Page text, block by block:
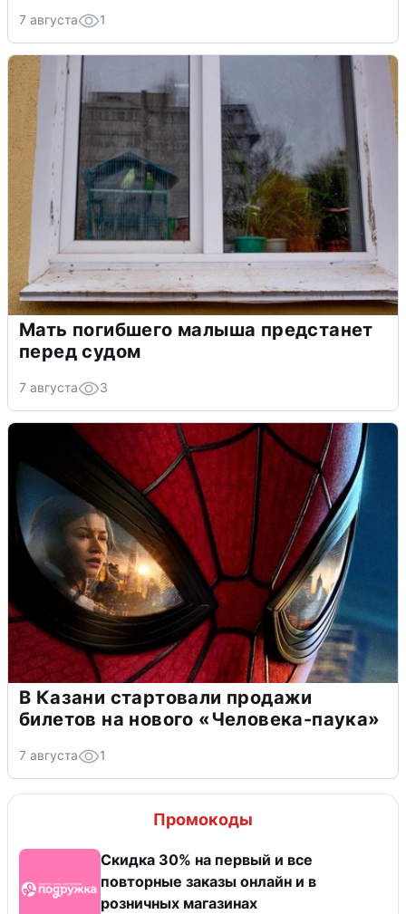
7 августа 1
Мать погибшего малыша предстанет
перед судом
7 августа 3
В Казани стартовали продажи
билетов на нового «Человека-паука»
7 августа 1
Промокоды
Скидка 30% на первый и все
повторные заказы онлайн и в
розничных магазинах